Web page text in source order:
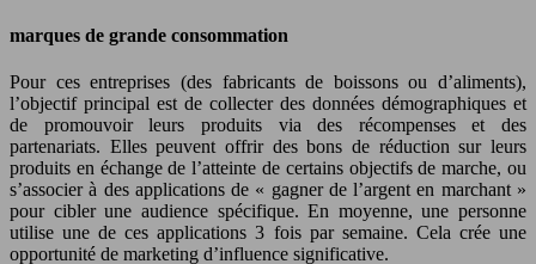
marques de grande consommation
Pour ces entreprises (des fabricants de boissons ou d’aliments),
l’objectif principal est de collecter des données démographiques et
de promouvoir leurs produits via des récompenses et des
partenariats. Elles peuvent offrir des bons de réduction sur leurs
produits en échange de l’atteinte de certains objectifs de marche, ou
s’associer à des applications de « gagner de l’argent en marchant »
pour cibler une audience spécifique. En moyenne, une personne
utilise une de ces applications 3 fois par semaine. Cela crée une
opportunité de marketing d’influence significative.